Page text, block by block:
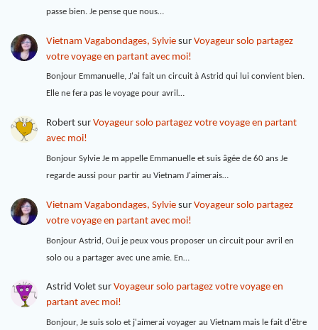
passe bien. Je pense que nous…
Vietnam Vagabondages, Sylviesur Voyageur solo partagez
votre voyage en partant avec moi!
Bonjour Emmanuelle, J'ai fait un circuit à Astrid qui lui convient bien.
Elle ne fera pas le voyage pour avril…
Robertsur Voyageur solo partagez votre voyage en partant
avec moi!
Bonjour Sylvie Je m appelle Emmanuelle et suis âgée de 60 ans Je
regarde aussi pour partir au Vietnam J'aimerais…
Vietnam Vagabondages, Sylviesur Voyageur solo partagez
votre voyage en partant avec moi!
Bonjour Astrid, Oui je peux vous proposer un circuit pour avril en
solo ou a partager avec une amie. En…
Astrid Voletsur Voyageur solo partagez votre voyage en
partant avec moi!
Bonjour, Je suis solo et j'aimerai voyager au Vietnam mais le fait d'être